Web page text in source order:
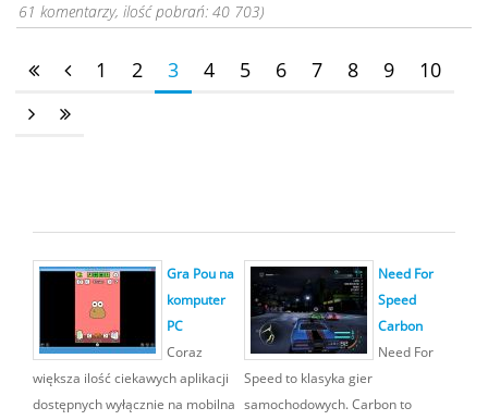
61 komentarzy, ilość pobrań: 40 703)
1 2 3 4 5 6 7 8 9 10
Gra Pou na
komputer
PC
Coraz
większa ilość ciekawych aplikacji
dostępnych wyłącznie na mobilna
Need For
Speed
Carbon
Need For
Speed to klasyka gier
samochodowych. Carbon to